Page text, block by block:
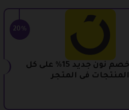
20%
كوبون خصم نون جديد 15% على كل
المنتجات فى المتجر